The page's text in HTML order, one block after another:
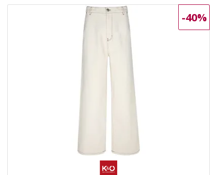
-40%